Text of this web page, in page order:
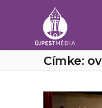
Címke: